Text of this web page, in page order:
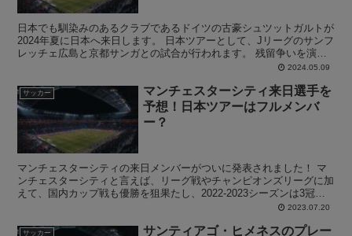
日本でも馴染みのあるクラブであるドイツの古豪シュツットガルトが
2024年夏に日本へ来日します。 日本ツアーとして、Jリーグのサンフ
レッチェ広島と京都サンガとの試合が行われます。 残留争いを演じ
2024.05.09
サッカー
マンチェスターシティ来日選手を
予想！日本ツアーはフルメンバ
ー？
マンチェスターシティの来日メンバーがついに発表されました！ マ
ンチェスターシティと言えば、リーグ戦やチャンピオンズリーグに加
えて、国内カップ戦も優勝を狙果たし、2022-2023シーズンは3冠を
2023.07.20
サッカー
サンティアゴ・ヒメネスのプレー